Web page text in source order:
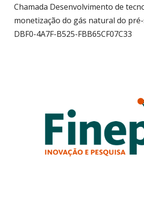
Chamada Desenvolvimento de
monetização do gás natural do pré-
DBF0-4A7F-B525-FBB65CF07C33